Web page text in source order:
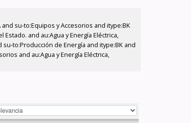
su-to:Equipos y Accesorios and itype:BK
and au:Agua y Energía Eléctrica,
to:Producción de Energía and itype:BK and
and au:Agua y Energía Eléctrica,